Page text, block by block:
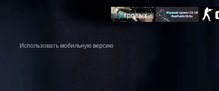
Использовать мобильную версию